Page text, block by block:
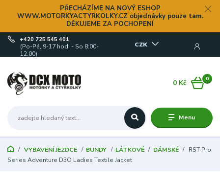
PŘECHÁZÍME NA NOVÝ ESHOP
WWW.MOTORKYACTYRKOLKY.CZ objednávky pouze tam.
DĚKUJEME ZA POCHOPENÍ
Menu
CZK
+420 725 545 401
(Po-Pá, 9-17 hod. - So 8:00-
12:00)
0
0 Kč
VYBAVENÍ JEZDCE BUNDY LÁTKOVÉ DÁMSKÉ
RST Pro
Series Adventure D3O Ladies Textile Jacket